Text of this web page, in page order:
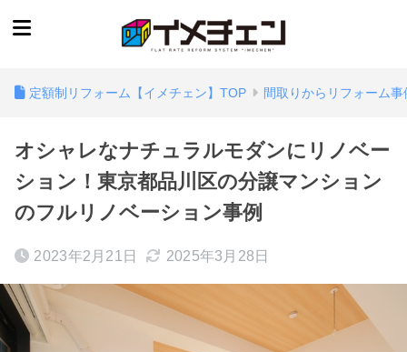
定額制リフォーム【イメチェン】TOP 間取りからリフォーム事
オシャレなナチュラルモダンにリノベー
ション！東京都品川区の分譲マンション
のフルリノベーション事例
2023年2月21日 2025年3月28日